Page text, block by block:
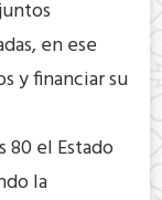
en ese
y financiar su
80 el Estado
la